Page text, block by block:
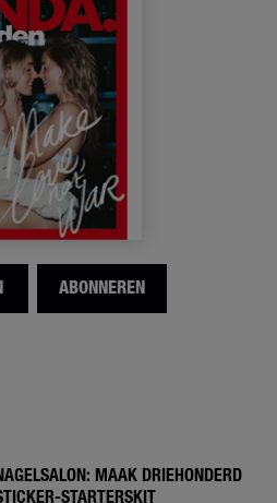
ABONNEREN
MAAK DRIEHONDERD
STARTERSKIT